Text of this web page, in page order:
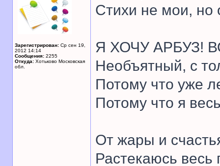
Зарегистрирован: Ср сен 19,
2012 14:14
Сообщения: 2255
Откуда: Хотьково Московская
обл.
Стихи не мои, но
Я ХОЧУ АРБУЗ!
Необъятный, с
Потому что уже
Потому что я
От жары и
Растекаюсь весь